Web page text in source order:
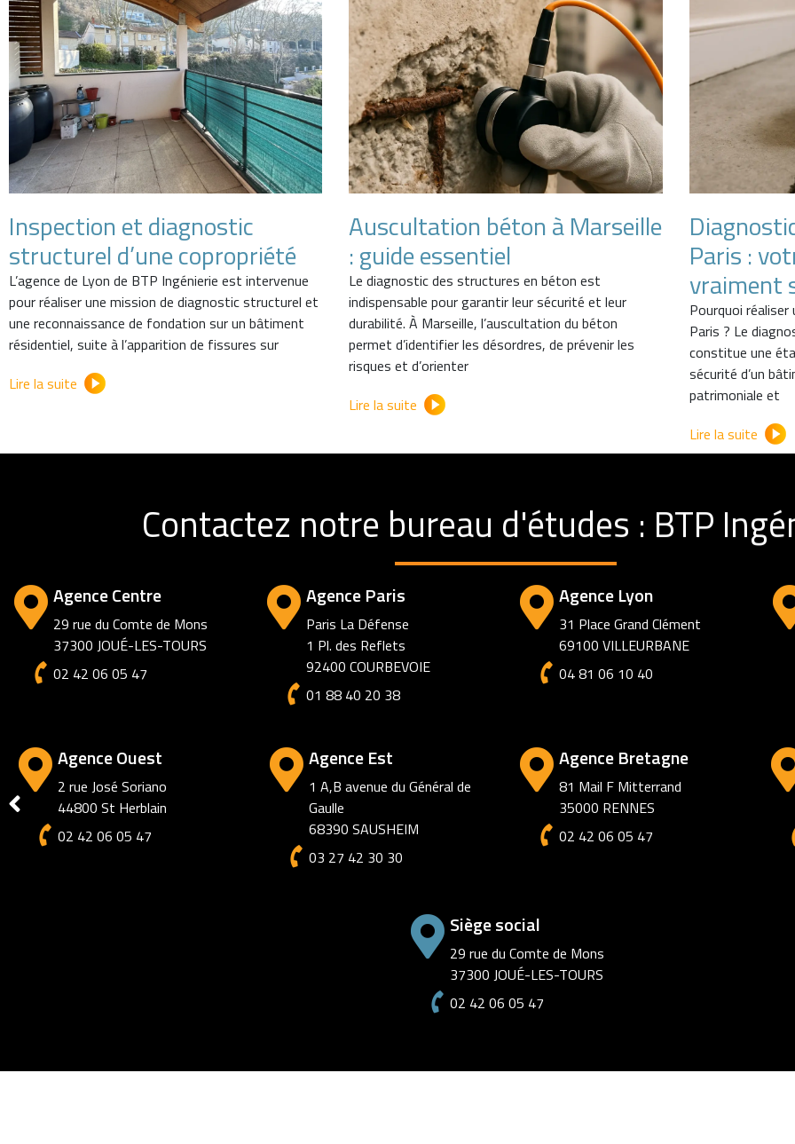
Inspection et diagnostic
structurel d’une copropriété
L’agence de Lyon de BTP Ingénierie est intervenue
pour réaliser une mission de diagnostic structurel et
une reconnaissance de fondation sur un bâtiment
résidentiel, suite à l’apparition de fissures sur
Lire la suite
Auscultation béton à Marseille
: guide essentiel
Le diagnostic des structures en béton est
indispensable pour garantir leur sécurité et leur
durabilité. À Marseille, l’auscultation du béton
permet d’identifier les désordres, de prévenir les
risques et d’orienter
Lire la suite
Paris :
vraiment
Pourquoi
Paris ? Le
constitue une
sécurité d’un
patrimoniale et
Lire la suite
Contactez notre bureau d'études : BTP
Agence Centre
29 rue du Comte de Mons
37300 JOUÉ-LES-TOURS
02 42 06 05 47
Agence Paris
Paris La Défense
1 Pl. des Reflets
92400 COURBEVOIE
01 88 40 20 38
Agence Lyon
31 Place Grand Clément
69100 VILLEURBANE
04 81 06 10 40
Agence Amiens
72 rue des Jacobins
80000 AMIENS
Agence Marseille
6 square Cantini
13006 Marseille
02 42 06 05 47
Siège social
29 rue du Comte de Mons
37300 JOUÉ-LES-TOURS
02 42 06 05 47